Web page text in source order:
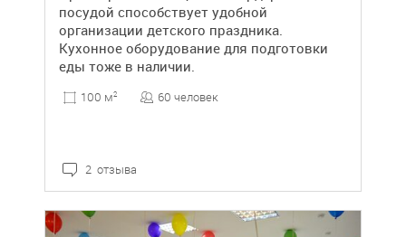
посудой способствует удобной
организации детского праздника.
Кухонное оборудование для подготовки
еды тоже в наличии.
100 м2 60 человек
2 отзыва